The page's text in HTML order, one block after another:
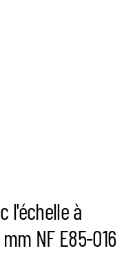
l'échelle à
NF E85-016